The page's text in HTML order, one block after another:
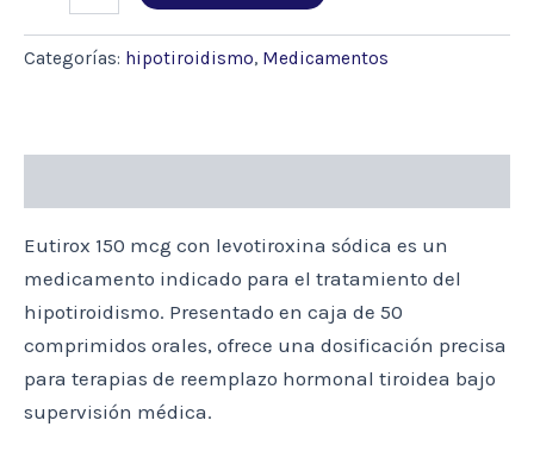
COMP.
(LEVOTIROXINA)
Categorías: hipotiroidismo, Medicamentos
Eutirox 150 mcg con levotiroxina sódica es un
medicamento indicado para el tratamiento del
hipotiroidismo. Presentado en caja de 50
comprimidos orales, ofrece una dosificación precisa
para terapias de reemplazo hormonal tiroidea bajo
supervisión médica.